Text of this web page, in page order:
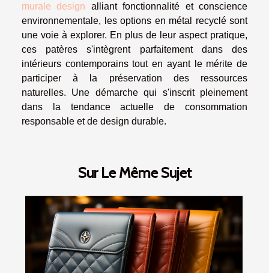
murale design alliant fonctionnalité et conscience
environnementale, les options en métal recyclé sont
une voie à explorer. En plus de leur aspect pratique,
ces patères s'intègrent parfaitement dans des
intérieurs contemporains tout en ayant le mérite de
participer à la préservation des ressources
naturelles. Une démarche qui s'inscrit pleinement
dans la tendance actuelle de consommation
responsable et de design durable.
Sur Le Même Sujet